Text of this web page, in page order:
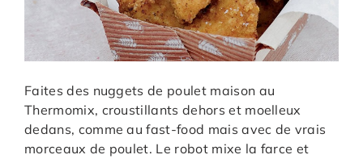
Faites des nuggets de poulet maison au
Thermomix, croustillants dehors et moelleux
dedans, comme au fast-food mais avec de vrais
morceaux de poulet. Le robot mixe la farce et